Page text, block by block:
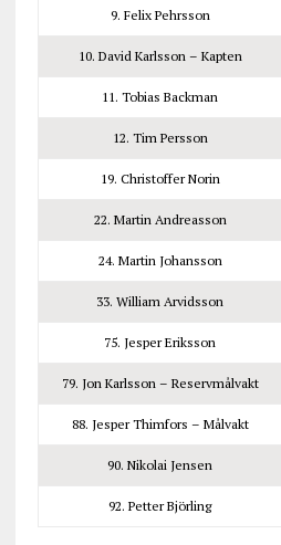
9. Felix Pehrsson
10. David Karlsson – Kapten
11. Tobias Backman
12. Tim Persson
19. Christoffer Norin
22. Martin Andreasson
24. Martin Johansson
33. William Arvidsson
75. Jesper Eriksson
79. Jon Karlsson – Reservmålvakt
88. Jesper Thimfors – Målvakt
90. Nikolai Jensen
92. Petter Björling